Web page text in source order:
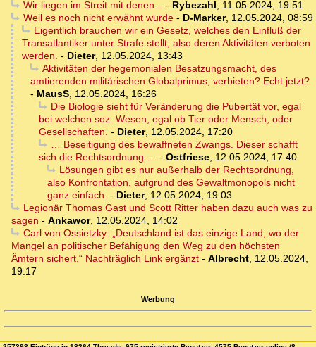
Wir liegen im Streit mit denen... - Rybezahl, 11.05.2024, 19:51
Weil es noch nicht erwähnt wurde- D-Marker, 12.05.2024, 08:59
Eigentlich brauchen wir ein Gesetz, welches den Einfluß der
Transatlantiker unter Strafe stellt, also deren Aktivitäten verboten
werden. - Dieter, 12.05.2024, 13:43
Aktivitäten der hegemonialen Besatzungsmacht, des
amtierenden militärischen Globalprimus, verbieten? Echt jetzt?
- MausS, 12.05.2024, 16:26
Die Biologie sieht für Veränderung die Pubertät vor, egal
bei welchen soz. Wesen, egal ob Tier oder Mensch, oder
Gesellschaften. - Dieter, 12.05.2024, 17:20
… Beseitigung des bewaffneten Zwangs. Dieser schafft
sich die Rechtsordnung … - Ostfriese, 12.05.2024, 17:40
Lösungen gibt es nur außerhalb der Rechtsordnung,
also Konfrontation, aufgrund des Gewaltmonopols nicht
ganz einfach. - Dieter, 12.05.2024, 19:03
Legionär Thomas Gast und Scott Ritter haben dazu auch was zu
sagen - Ankawor, 12.05.2024, 14:02
Carl von Ossietzky: „Deutschland ist das einzige Land, wo der
Mangel an politischer Befähigung den Weg zu den höchsten
Ämtern sichert.“ Nachträglich Link ergänzt - Albrecht, 12.05.2024,
19:17
Werbung